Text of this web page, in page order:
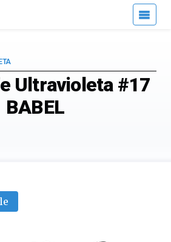
Ultravioleta #17
BABEL